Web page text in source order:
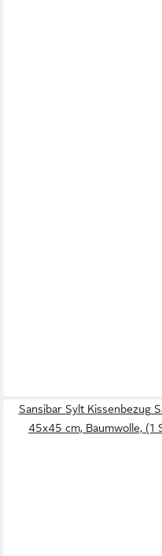
Sansibar Sylt Kissenbezug
45x45 cm, Baumwolle, (1